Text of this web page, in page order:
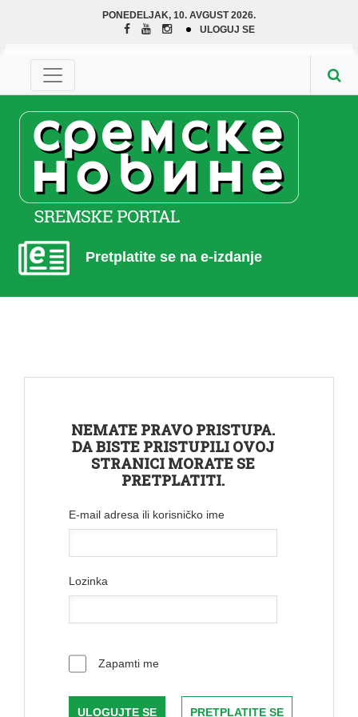
PONEDELJAK, 10. AVGUST 2026.
ULOGUJ SE
Pretplatite se na e-izdanje
NEMATE PRAVO PRISTUPA.
DA BISTE PRISTUPILI OVOJ
STRANICI MORATE SE
PRETPLATITI.
E-mail adresa ili korisničko ime
Lozinka
Zapamti me
PRETPLATITE SE